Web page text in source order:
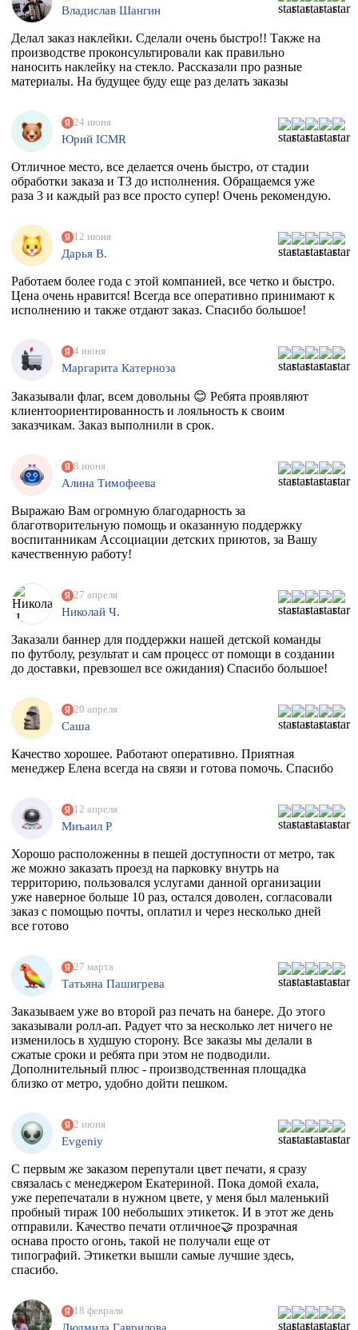
Владислав Шангин
Делал заказ наклейки. Сделали очень быстро!! Также на
производстве проконсультировали как правильно
наносить наклейку на стекло. Рассказали про разные
материалы. На будущее буду еще раз делать заказы
24 июня
Юрий ICMR
Отличное место, все делается очень быстро, от стадии
обработки заказа и ТЗ до исполнения. Обращаемся уже
раза 3 и каждый раз все просто супер! Очень рекомендую.
12 июня
Дарья В.
Работаем более года с этой компанией, все четко и быстро.
Цена очень нравится! Всегда все оперативно принимают к
исполнению и также отдают заказ. Спасибо большое!
4 июня
Маргарита Катерноза
Заказывали флаг, всем довольны 😊 Ребята проявляют
клиентоориентированность и лояльность к своим
заказчикам. Заказ выполнили в срок.
8 июня
Алина Тимофеева
Выражаю Вам огромную благодарность за
благотворительную помощь и оказанную поддержку
воспитанникам Ассоциации детских приютов, за Вашу
качественную работу!
27 апреля
Николай Ч.
Заказали баннер для поддержки нашей детской команды
по футболу, результат и сам процесс от помощи в создании
до доставки, превзошел все ожидания) Спасибо большое!
20 апреля
Саша
Качество хорошее. Работают оперативно. Приятная
менеджер Елена всегда на связи и готова помочь. Спасибо
12 апреля
Миъаил Р
Хорошо расположенны в пешей доступности от метро, так
же можно заказать проезд на парковку внутрь на
территорию, пользовался услугами данной организации
уже наверное больше 10 раз, остался доволен, согласовали
заказ с помощью почты, оплатил и через несколько дней
все готово
27 марта
Татьяна Пашигрева
Заказываем уже во второй раз печать на банере. До этого
заказывали ролл-ап. Радует что за несколько лет ничего не
изменилось в худшую сторону. Все заказы мы делали в
сжатые сроки и ребята при этом не подводили.
Дополнительный плюс - производственная площадка
близко от метро, удобно дойти пешком.
2 июня
Evgeniy
С первым же заказом перепутали цвет печати, я сразу
связалась с менеджером Екатериной. Пока домой ехала,
уже перепечатали в нужном цвете, у меня был маленький
пробный тираж 100 небольших этикеток. И в этот же день
отправили. Качество печати отличное🤝 прозрачная
оснава просто огонь, такой не получали еще от
типографий. Этикетки вышли самые лучшие здесь,
спасибо.
18 февраля
Людмила Гаврилова